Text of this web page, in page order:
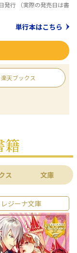
行 （実際の発売日は書
単行本はこちら
楽天ブックス
籍
ス 文庫
レジーナ文庫